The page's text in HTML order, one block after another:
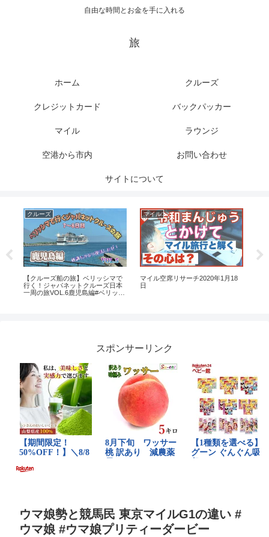
自由な時間とお金を手に入れる
旅
ホーム クルーズ
クレジットカード バックパッカー
マイル ラウンジ
空港から市内 お問い合わせ
サイトについて
クルーズ
【クルーズ船の旅】ベリッシマで
行く！ジャパネットクルーズ日本
一周の旅VOL.6鹿児島編#ベリッシ
マイル
マイル空席リサーチ2020年1月18
日
スポンサーリンク
ウマ娘勢と競馬民 東京マイルG1の違い #
ウマ娘 #ウマ娘プリティーダービー